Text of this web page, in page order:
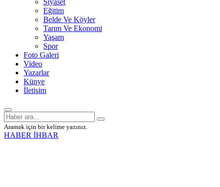
Siyaset
Eğitim
Belde Ve Köyler
Tarım Ve Ekonomi
Yaşam
Spor
Foto Galeri
Video
Yazarlar
Künye
İletişim
Aramak için bir kelime yazınız.
HABER İHBAR